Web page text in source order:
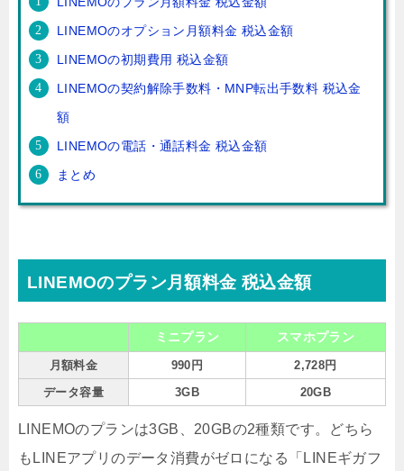
LINEMOのオプション月額料金 税込金額
LINEMOの初期費用 税込金額
LINEMOの契約解除手数料・MNP転出手数料 税込金
額
LINEMOの電話・通話料金 税込金額
まとめ
LINEMOのプラン月額料金 税込金額
ミニプラン スマホプラン
月額料金 990円
2,728円
データ容量
3GB 20GB
LINEMOのプランは3GB、20GBの2種類です。どちら
もLINEアプリのデータ消費がゼロになる「LINEギガフ